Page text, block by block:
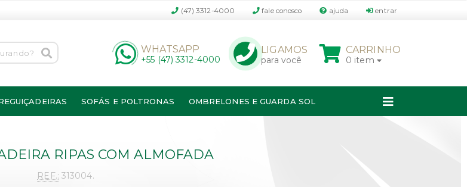
(47) 3312-4000 fale conosco ajuda entrar
CARRINHO
0 item
LIGAMOS
para você
WHATSAPP
+55 (47) 3312-4000
SOFÁS E POLTRONAS OMBRELONES E GUARDA SOL
RIPAS COM ALMOFADA
REF.: 313004.